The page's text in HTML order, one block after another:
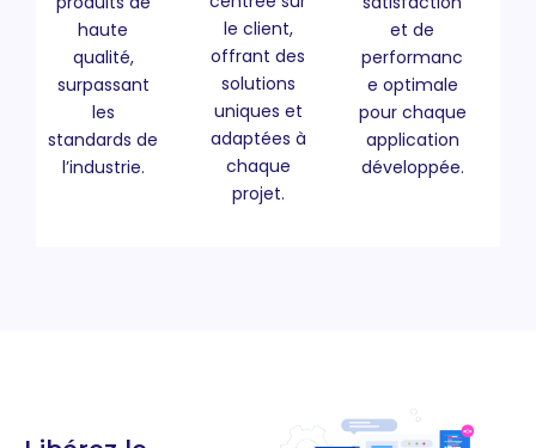
haute
qualité,
surpassant
les
standards de
l’industrie.
le client,
offrant des
solutions
uniques et
adaptées à
chaque
projet.
et de
performanc
e optimale
pour chaque
application
développée.